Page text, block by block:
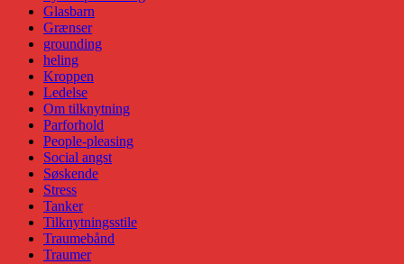
Glasbarn
Grænser
grounding
heling
Kroppen
Ledelse
Om tilknytning
Parforhold
People-pleasing
Social angst
Søskende
Stress
Tanker
Tilknytningsstile
Traumebånd
Traumer